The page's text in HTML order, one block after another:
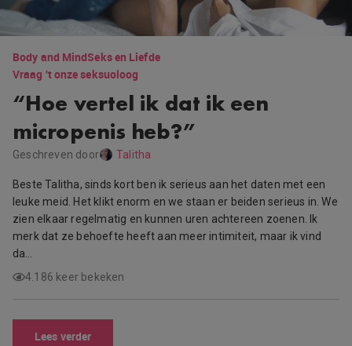
Body and MindSeks en Liefde
Vraag 't onze seksuoloog
“Hoe vertel ik dat ik een
micropenis heb?”
Geschreven door Talitha
Beste Talitha, sinds kort ben ik serieus aan het daten met een
leuke meid. Het klikt enorm en we staan er beiden serieus in. We
zien elkaar regelmatig en kunnen uren achtereen zoenen. Ik
merk dat ze behoefte heeft aan meer intimiteit, maar ik vind
da…
4.186 keer bekeken
Lees verder